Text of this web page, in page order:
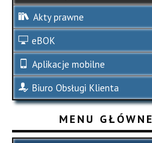
Akty prawne
eBOK
Aplikacje mobilne
Biuro Obsługi Klienta
MENU GŁÓWNE